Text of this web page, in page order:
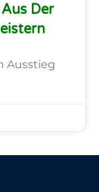
Der
Ausstieg